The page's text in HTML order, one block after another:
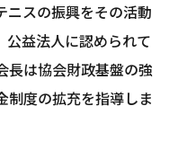
ニスの振興をその活動
公益法人に認められて
長は協会財政基盤の強
制度の拡充を指導しま